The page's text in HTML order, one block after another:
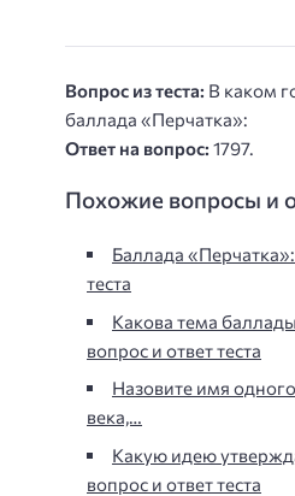
Вопрос из теста: В каком
баллада «Перчатка»:
Ответ на вопрос: 1797.
Похожие вопросы и
Баллада
теста
Какова тема
вопрос и ответ теста
Назовите имя
века,…
Какую идею
вопрос и ответ теста